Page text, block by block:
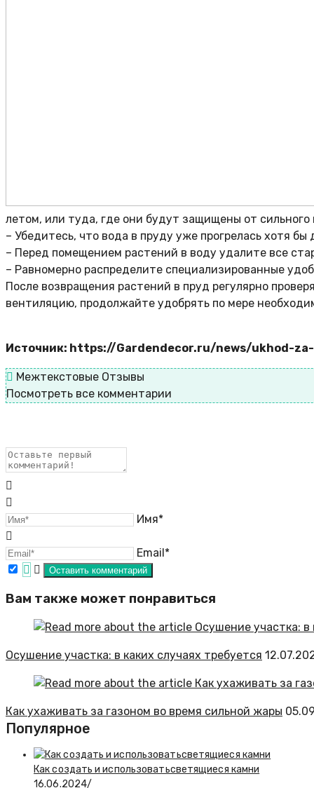
летом, или туда, где они будут защищены от сильного
– Убедитесь, что вода в пруду уже прогрелась хотя
– Перед помещением растений в воду удалите все
– Равномерно распределите специализированные
После возвращения растений в пруд регулярно
вентиляцию, продолжайте удобрять по мере
Источник: https://Gardendecor.ru/news/ukhod-
Межтекстовые Отзывы
Посмотреть все комментарии
Имя*
Email*
Вам также может понравиться
Осушение участка: в каких случаях требуется
Как ухаживать за газоном во время сильной жары
Популярное
Как создать и использоватьсветящиеся камни
16.06.2024/